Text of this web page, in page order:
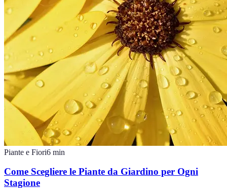
Piante e Fiori6 min
Come Scegliere le Piante da Giardino per Ogni
Stagione